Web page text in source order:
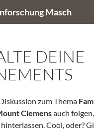
Masch
DEINE
zum Thema
Clemensauch
Cool, oder?